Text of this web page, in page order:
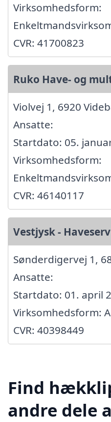
Virksomhedsform:
CVR: 41700823
Ruko Have- og
Violvej 1, 6920
Ansatte:
Startdato: 05.
Virksomhedsform:
CVR: 46140117
Vestjysk -
Sønderdigervej 1,
Ansatte:
Startdato: 01. april
Virksomhedsform:
CVR: 40398449
Find
andre dele